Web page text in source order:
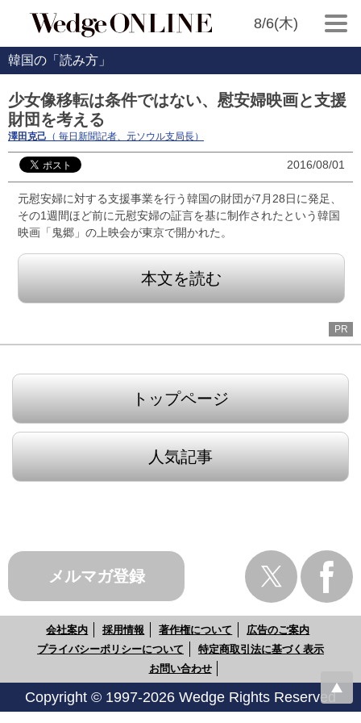
8/6(木)
韓国の「読み方」
少女像移転は条件ではない、慰安婦映画と支援
財団を考える
澤田克己 （ 毎日新聞記者、元ソウル支局長）
2016/08/01
元慰安婦に対する支援事業を行う韓国の財団が7月28日に発足、
その1週間ほど前に元慰安婦の証言を基に制作されたという韓国
映画「鬼郷」の上映会が東京で開かれた。
本文を読む
PR
トップページ
人気記事
メルマガ登録
会社案内 採用情報 著作権について
広告のご案内
プライバシーポリシーについて
特定商取引法に基づく表示
お問い合わせ
Copyright © 1997-2026 Wedge Rights Reserved